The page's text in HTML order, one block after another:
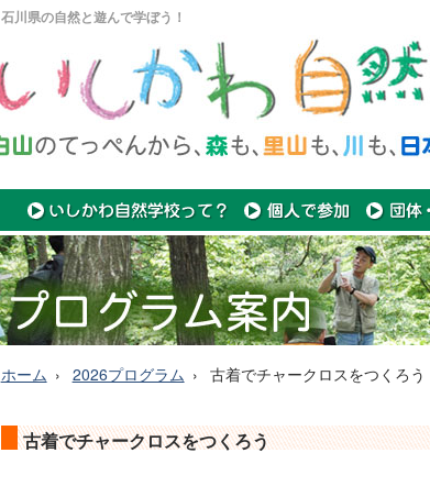
石川県の自然と遊んで学ぼう！
ホーム 2026プログラム 古着でチャークロスをつくろう
古着でチャークロスをつくろう